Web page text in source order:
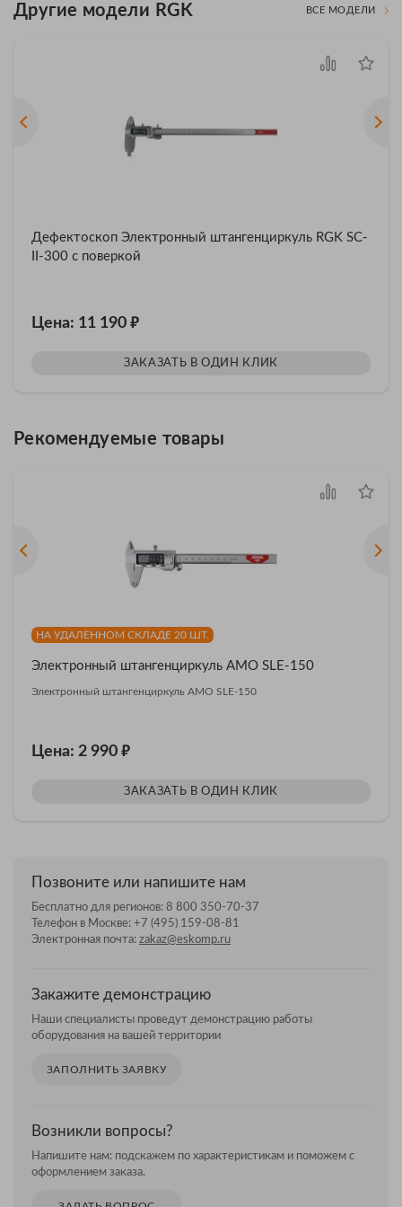
Другие модели RGK ВСЕ МОДЕЛИ
Дефектоскоп Электронный штангенциркуль RGK SC-
II-300 с поверкой
Цена: 11 190 ₽
ЗАКАЗАТЬ В ОДИН КЛИК
Рекомендуемые товары
НА УДАЛЁННОМ СКЛАДЕ 20 ШТ.
Электронный штангенциркуль AMO SLE-150
Электронный штангенциркуль AMO SLE-150
Цена: 2 990 ₽
ЗАКАЗАТЬ В ОДИН КЛИК
Позвоните или напишите нам
Бесплатно для регионов: 8 800 350-70-37
Телефон в Москве: +7 (495) 159-08-81
Электронная почта: zakaz@eskomp.ru
Закажите демонстрацию
Наши специалисты проведут демонстрацию работы
оборудования на вашей территории
ЗАПОЛНИТЬ ЗАЯВКУ
Возникли вопросы?
Напишите нам: подскажем по характеристикам и поможем с
оформлением заказа.